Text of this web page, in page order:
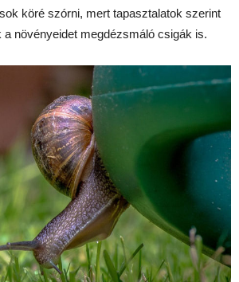
köré szórni, mert tapasztalatok szerint
a növényeidet megdézsmáló csigák is.